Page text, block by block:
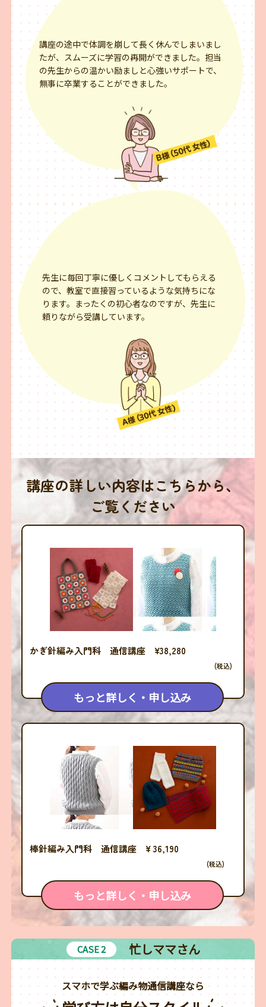
講座の途中で体調を崩して長く休んでしまいまし
たが、スムーズに学習の再開ができました。担当
の先生からの温かい励ましと心強いサポートで、
無事に卒業することができました。
先生に毎回丁寧に優しくコメントしてもらえる
ので、教室で直接習っているような気持ちにな
ります。まったくの初心者なのですが、先生に
頼りながら受講しています。
講座の詳しい内容はこちらから、
ご覧ください
かぎ針編み入門科 通信講座 ¥38,280
(税込)
もっと詳しく・申し込み
棒針編み入門科 通信講座 ¥ 36,190
(税込)
もっと詳しく・申し込み
CASE 2 忙しママさん
スマホで学ぶ編み物通信講座なら